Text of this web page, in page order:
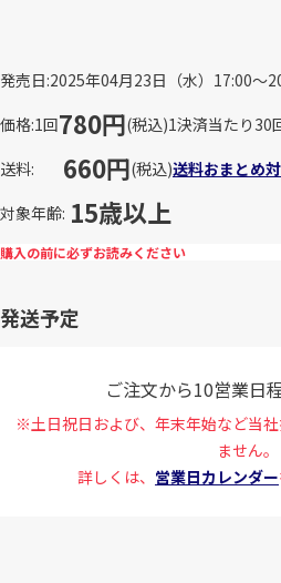
発売日 2025年04月23日（水）17:00～
価格 1回780円(税込)1決済当たり30
送料
660円(税込)送料おまとめ
対象年齢 15歳以上
購入の前に必ずお読みください
発送予定
ご注文から10営業日
※土日祝日および、年末年始など当
ません。
詳しくは、 営業日カレンダー